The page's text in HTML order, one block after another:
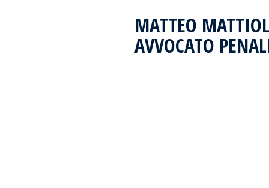
MATTEO
AVVOCATO